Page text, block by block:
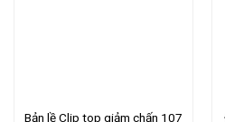
Bản lề Clip top giảm chấn 107